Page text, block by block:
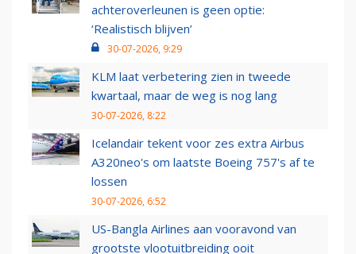
achteroverleunen is geen optie:
‘Realistisch blijven’
30-07-2026, 9:29
KLM laat verbetering zien in tweede
kwartaal, maar de weg is nog lang
30-07-2026, 8:22
Icelandair tekent voor zes extra Airbus
A320neo's om laatste Boeing 757's af te
lossen
30-07-2026, 6:52
US-Bangla Airlines aan vooravond van
grootste vlootuitbreiding ooit